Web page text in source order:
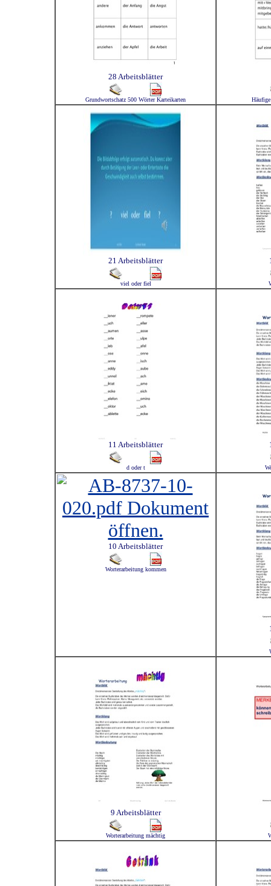
28 Arbeitsblätter
Grundwortschatz 500 Wörter Karteikarten
21 Arbeitsblätter
viel oder fiel
11 Arbeitsblätter
d oder t
10 Arbeitsblätter
Worterarbeitung kommen
9 Arbeitsblätter
Worterarbeitung mächtig